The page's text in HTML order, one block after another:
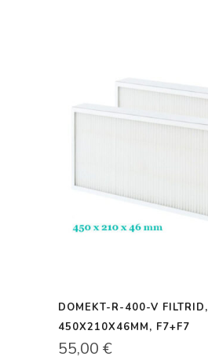
DOMEKT-R-400-V FILTRID,
450X210X46MM, F7+F7
55,00 €